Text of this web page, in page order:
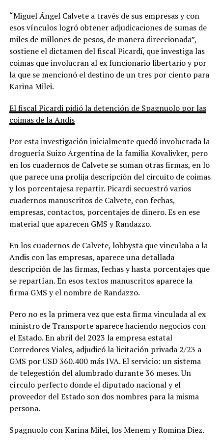
“Miguel Ángel Calvete a través de sus empresas y con
esos vínculos logró obtener adjudicaciones de sumas de
miles de millones de pesos, de manera direccionada”,
sostiene el dictamen del fiscal Picardi, que investiga las
coimas que involucran al ex funcionario libertario y por
la que se mencionó el destino de un tres por ciento para
Karina Milei.
El fiscal Picardi pidió la detención de Spagnuolo por las
coimas de la Andis
Por esta investigación inicialmente quedó involucrada la
droguería Suizo Argentina de la familia Kovalivker, pero
en los cuadernos de Calvete se suman otras firmas, en lo
que parece una prolija descripción del circuito de coimas
y los porcentajesa repartir. Picardi secuestró varios
cuadernos manuscritos de Calvete, con fechas,
empresas, contactos, porcentajes de dinero. Es en ese
material que aparecen GMS y Randazzo.
En los cuadernos de Calvete, lobbysta que vinculaba a la
Andis con las empresas, aparece una detallada
descripción de las firmas, fechas y hasta porcentajes que
se repartían. En esos textos manuscritos aparece la
firma GMS y el nombre de Randazzo.
Pero no es la primera vez que esta firma vinculada al ex
ministro de Transporte aparece haciendo negocios con
el Estado. En abril del 2023 la empresa estatal
Corredores Viales, adjudicó la licitación privada 2/23 a
GMS por USD 360.400 más IVA. El servicio: un sistema
de telegestión del alumbrado durante 36 meses. Un
círculo perfecto donde el diputado nacional y el
proveedor del Estado son dos nombres para la misma
persona.
Spagnuolo con Karina Milei, los Menem y Romina Diez.